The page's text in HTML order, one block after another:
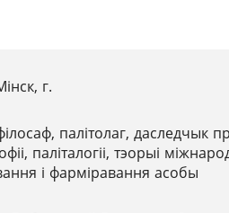
г.
палітолаг, даследчык
паліталогіі, тэорыі
і фарміравання асобы